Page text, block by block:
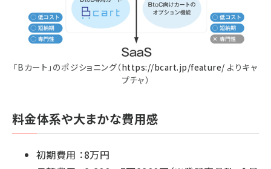
「Bカート」のポジショニング（https://bcart.jp/feature/ よりキャ
プチャ）
料金体系や大まかな費用感
初期費用 ：8万円